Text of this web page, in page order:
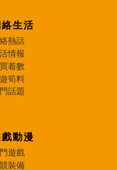
生活
熱話
情報
着數
筍料
話題
動漫
遊戲
裝備